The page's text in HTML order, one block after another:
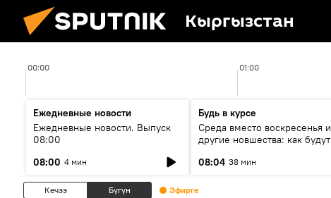
Кыргызстан
00:00 01:00
Ежедневные новости
Ежедневные новости. Выпуск
08:00
08:00 4 мин
Будь в курсе
Среда вместо воскресенья и
другие новшества: как будут
08:04 38 мин
Кечээ Бүгүн Эфирге